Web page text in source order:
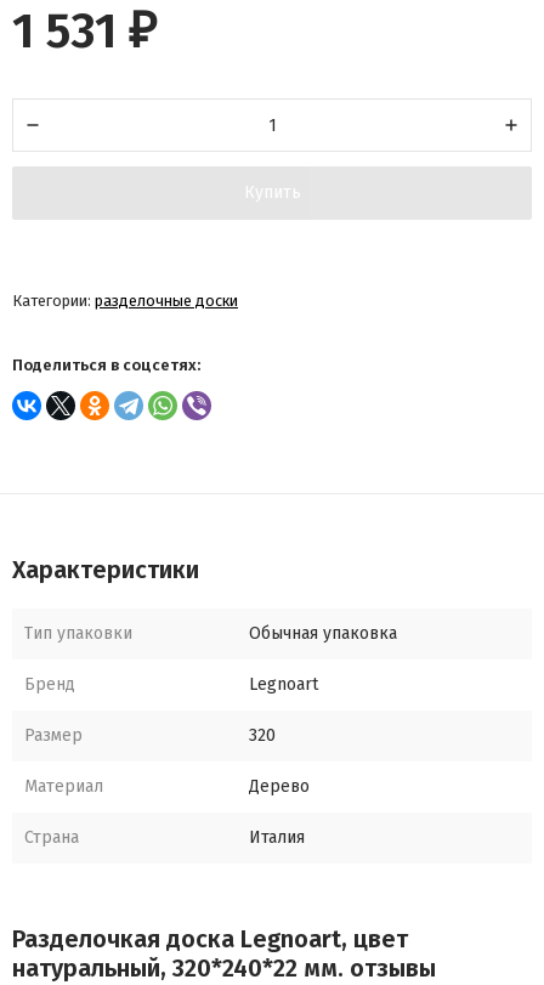
1 531 ₽
Купить
Категории: разделочные доски
Поделиться в соцсетях:
Характеристики
Тип упаковки Обычная упаковка
Бренд Legnoart
Размер 320
Материал Дерево
Страна Италия
Разделочкая доска Legnoart, цвет
натуральный, 320*240*22 мм. отзывы